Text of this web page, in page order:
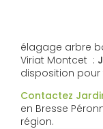
élagage arbre
Viriat Montcet :
disposition
Contactez
en Bresse
région.